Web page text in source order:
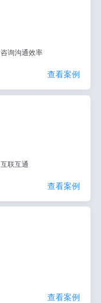
询沟通效率
查看案例
联互通
查看案例
查看案例